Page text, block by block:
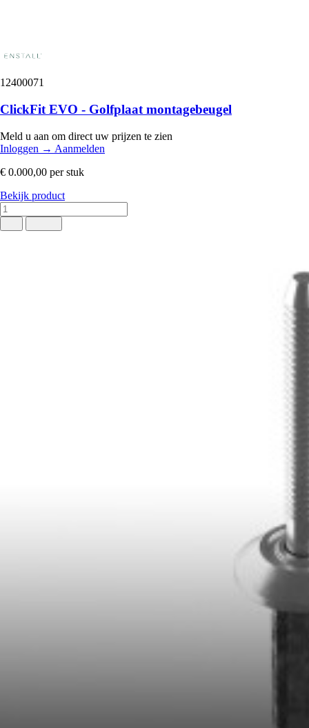
12400071
ClickFit EVO - Golfplaat montagebeugel
Meld u aan om direct uw prijzen te zien
Inloggen → Aanmelden
€ 0.000,00 per stuk
Bekijk product